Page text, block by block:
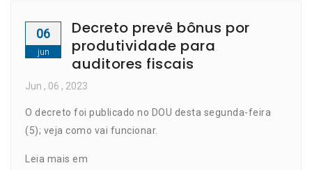
06
jun
Decreto prevê bônus por
produtividade para
auditores fiscais
Jun , 06 , 2023
O decreto foi publicado no DOU desta segunda-feira
(5); veja como vai funcionar.
Leia mais em